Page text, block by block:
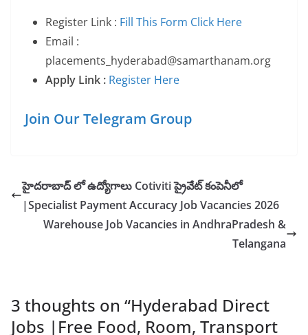
Register Link : Fill This Form Click Here
Email :
placements_hyderabad@samarthanam.org
Apply Link : Register Here
Join Our Telegram Group
హైదరాబాద్ లో ఉద్యోగాలు Cotiviti ప్రైవేట్ కంపెనీలో
|Specialist Payment Accuracy Job Vacancies 2026
Warehouse Job Vacancies in AndhraPradesh &
Telangana
3 thoughts on “Hyderabad Direct
Jobs |Free Food, Room, Transport